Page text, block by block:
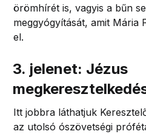
örömhírét is, vagyis a bűn
meggyógyítását, amit Mária
el.
3. jelenet: Jézus
Itt jobbra láthatjuk
az utolsó ószövetségi